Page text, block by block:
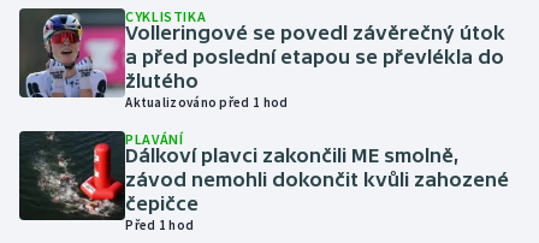
Krasobruslení
Lezení
Lyže a snowboard
Moderní pětiboj
CYKLISTIKA
Volleringové se povedl závěrečný útok
a před poslední etapou se převlékla do
žlutého
Aktualizováno před 1 hod
PLAVÁNÍ
Dálkoví plavci zakončili ME smolně,
závod nemohli dokončit kvůli zahozené
čepičce
Před 1 hod